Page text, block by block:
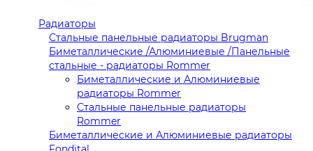
Радиаторы
Стальные панельные радиаторы Brugman
Биметаллические /Алюминиевые /Панельные
стальные - радиаторы Rommer
Биметаллические и Алюминиевые
радиаторы Rommer
Стальные панельные радиаторы
Rommer
Биметаллические и Алюминиевые радиаторы